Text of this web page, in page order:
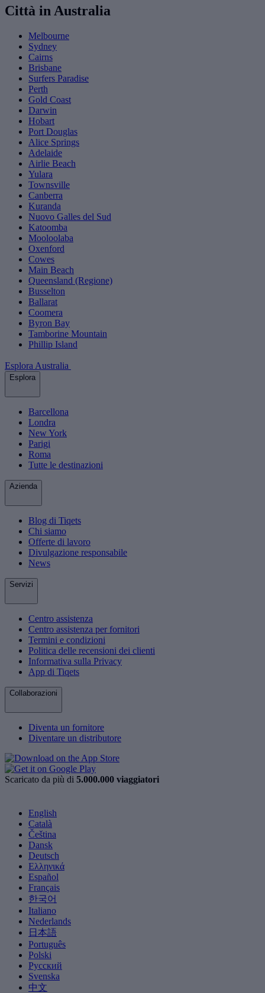
Città in Australia
Melbourne
Sydney
Cairns
Brisbane
Surfers Paradise
Perth
Gold Coast
Darwin
Hobart
Port Douglas
Alice Springs
Adelaide
Airlie Beach
Yulara
Townsville
Canberra
Kuranda
Nuovo Galles del Sud
Katoomba
Mooloolaba
Oxenford
Cowes
Main Beach
Queensland (Regione)
Busselton
Ballarat
Coomera
Byron Bay
Tamborine Mountain
Phillip Island
Esplora Australia
Esplora
Barcellona
Londra
New York
Parigi
Roma
Tutte le destinazioni
Azienda
Blog di Tiqets
Chi siamo
Offerte di lavoro
Divulgazione responsabile
News
Servizi
Centro assistenza
Centro assistenza per fornitori
Termini e condizioni
Politica delle recensioni dei clienti
Informativa sulla Privacy
App di Tiqets
Collaborazioni
Diventa un fornitore
Diventare un distributore
Scaricato da più di 5.000.000 viaggiatori
English
Català
Čeština
Dansk
Deutsch
Ελληνικά
Español
Français
한국어
Italiano
Nederlands
日本語
Português
Polski
Русский
Svenska
中文